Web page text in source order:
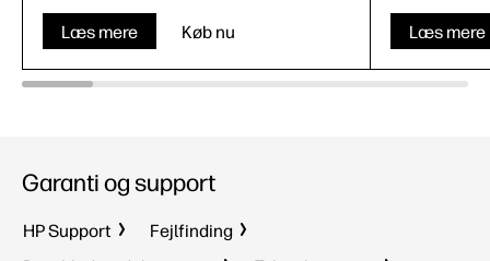
Læs mere Køb nu Læs mere
Garanti og support
HP Support
Fejlfinding